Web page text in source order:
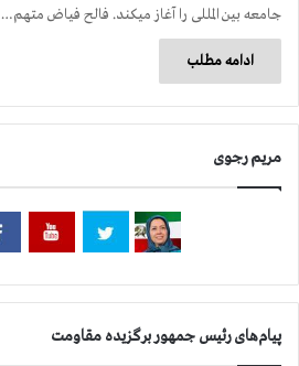
جامعه بین المللی را آغاز میكند. فالح فیاض متهم…
ادامه مطلب
مریم رجوی
پیام‌های رئیس جمهور برگزیده مقاومت